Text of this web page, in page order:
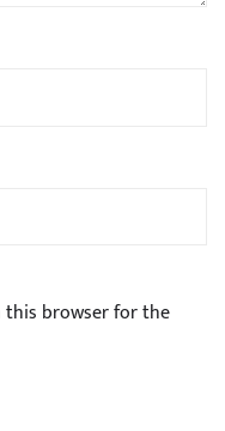
this browser for the